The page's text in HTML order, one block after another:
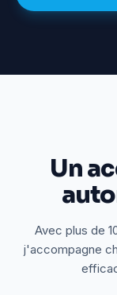
Un
Avec plus de
j'accompagne